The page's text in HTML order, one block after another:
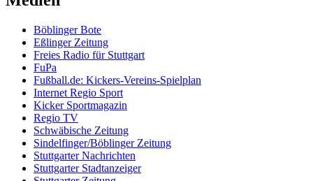
Böblinger Bote
Eßlinger Zeitung
Freies Radio für Stuttgart
FuPa
Fußball.de: Kickers-Vereins-Spielplan
Internet Regio Sport
Kicker Sportmagazin
Regio TV
Schwäbische Zeitung
Sindelfinger/Böblinger Zeitung
Stuttgarter Nachrichten
Stuttgarter Stadtanzeiger